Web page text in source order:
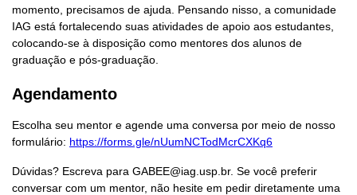
momento, precisamos de ajuda. Pensando nisso, a comunidade
IAG está fortalecendo suas atividades de apoio aos estudantes,
colocando-se à disposição como mentores dos alunos de
graduação e pós-graduação.
Agendamento
Escolha seu mentor e agende uma conversa por meio de nosso
formulário: https://forms.gle/nUumNCTodMcrCXKq6
Dúvidas? Escreva para GABEE@iag.usp.br. Se você preferir
conversar com um mentor, não hesite em pedir diretamente uma